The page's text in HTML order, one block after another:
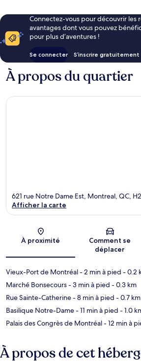
Connectez-vous pour découvrir les
avantages dont vous pouvez
pour plus d’aventures !
Se connecter S’inscrire gratuitement
À propos du quartier
Carte
621 rue Notre Dame Est, Montreal, QC,
Afficher la carte
À proximité
Comment se
déplacer
Vieux-Port de Montréal- 2 min à pied - 0.2
Marché Bonsecours- 3 min à pied - 0.3 km
Rue Sainte-Catherine- 8 min à pied - 0.7 km
Basilique Notre-Dame- 11 min à pied - 1.0
Palais des Congrès de Montréal- 12 min à
À propos de cet